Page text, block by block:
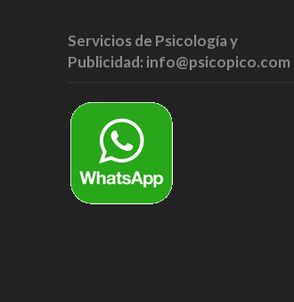
Servicios de Psicología y
Publicidad: info@psicopico.com